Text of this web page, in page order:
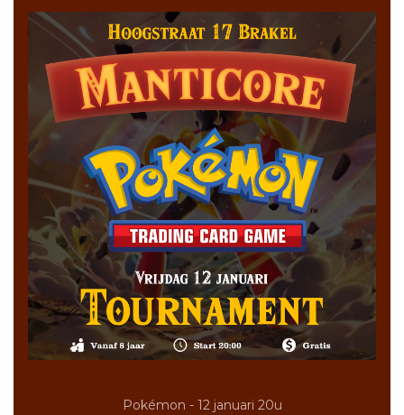
Pokémon - 12 januari 20u